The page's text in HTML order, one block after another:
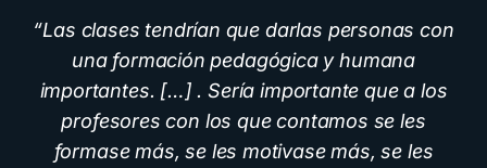
“Las clases tendrían que darlas personas con
una formación pedagógica y humana
importantes. […] . Sería importante que a los
profesores con los que contamos se les
formase más, se les motivase más, se les